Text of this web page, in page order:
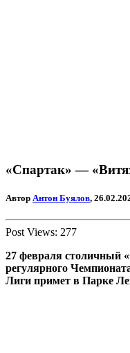
«Спартак» —
Автор Антон Буялов,
Post Views: 277
27 февраля столичный
регулярного
Лиги примет в Парке